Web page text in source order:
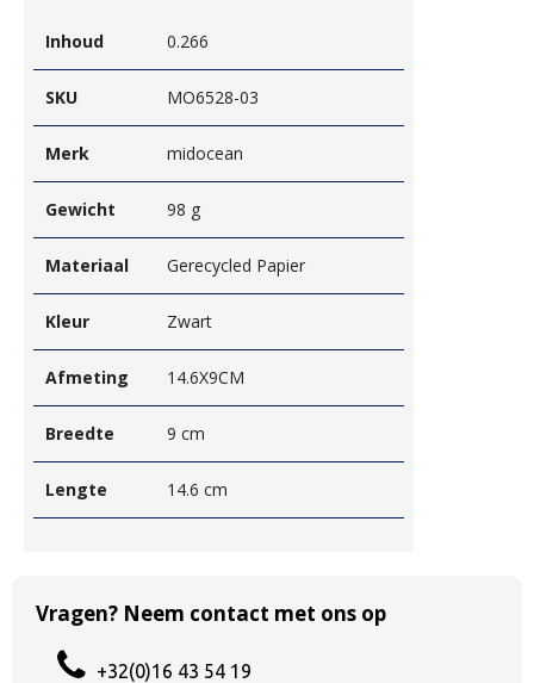
Inhoud 0.266
SKU MO6528-03
Merk midocean
Gewicht 98 g
Materiaal Gerecycled Papier
Kleur Zwart
Afmeting 14.6X9CM
Breedte 9 cm
Lengte 14.6 cm
Vragen? Neem contact met ons op
+32(0)16 43 54 19